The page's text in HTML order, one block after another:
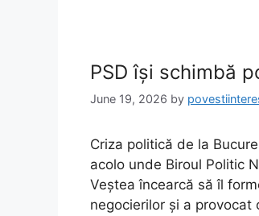
PSD își schimbă
June 19, 2026 by
Criza politică de la
acolo unde Biroul Politic
Veștea încearcă să îl
negocierilor și a provocat